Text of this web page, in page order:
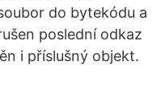
do bytekódu a
poslední odkaz
i příslušný objekt.